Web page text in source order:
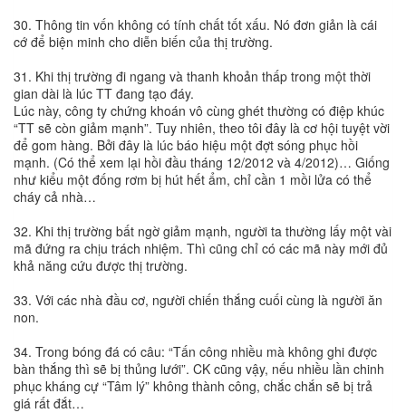
30. Thông tin vốn không có tính chất tốt xấu. Nó đơn giản là cái
cớ để biện minh cho diễn biến của thị trường.
31. Khi thị trường đi ngang và thanh khoản thấp trong một thời
gian dài là lúc TT đang tạo đáy.
Lúc này, công ty chứng khoán vô cùng ghét thường có điệp khúc
“TT sẽ còn giảm mạnh”. Tuy nhiên, theo tôi đây là cơ hội tuyệt vời
để gom hàng. Bởi đây là lúc báo hiệu một đợt sóng phục hồi
mạnh. (Có thể xem lại hồi đầu tháng 12/2012 và 4/2012)… Giống
như kiểu một đống rơm bị hút hết ẩm, chỉ cần 1 mồi lửa có thể
cháy cả nhà…
32. Khi thị trường bất ngờ giảm mạnh, người ta thường lấy một vài
mã đứng ra chịu trách nhiệm. Thì cũng chỉ có các mã này mới đủ
khả năng cứu được thị trường.
33. Với các nhà đầu cơ, người chiến thắng cuối cùng là người ăn
non.
34. Trong bóng đá có câu: “Tấn công nhiều mà không ghi được
bàn thắng thì sẽ bị thủng lưới”. CK cũng vậy, nếu nhiều lần chinh
phục kháng cự “Tâm lý” không thành công, chắc chắn sẽ bị trả
giá rất đắt…